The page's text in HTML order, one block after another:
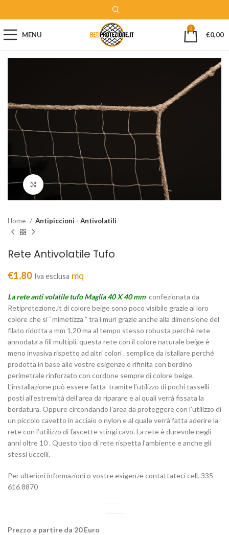
MENU
0
€0,00
Clicca per ingrandire
Home Antipiccioni - Antivolatili
Rete Antivolatile Tufo
€1,80 Iva esclusa mq
La rete anti volatile tufo Maglia 40 X 40 mm confezionata da
Retiprotezione.it di colore beige sono poco visibile grazie al loro
colore che si “mimetizza ” tra i muri grazie anche alla dimensione del
filato ridotta a mm 1.20 ma al tempo stesso robusta perchè rete
annodata a fili multipli. questa rete con il colore naturale beige è
meno invasiva rispetto ad altri colori . semplice da istallare perché
prodotta in base alle vostre esigenze e rifinita con bordino
perimetrale rinforzato con cordone sempre di colore beige.
L’installazione può essere fatta tramite l’utilizzo di pochi tasselli
posti all’estremità dell’area da riparare e ai quali verrà fissata la
bordatura. Oppure circondando l’area da proteggere con l’utilizzo di
un piccolo cavetto in acciaio o nylon e al quale verrà fatta aderire la
rete con l’utilizzo di fascette stingi cavo. La rete è durevole negli
anni oltre 10 . Questo tipo di rete rispetta l’ambiente e anche gli
stessi uccelli.
Per ulteriori informazioni o vostre esigenze contattateci cell. 335
616 8870
Prezzo a partire da 20 Euro